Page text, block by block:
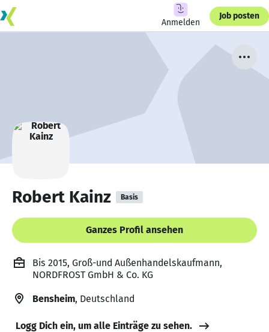
Anmelden
Job posten
Robert Kainz Basis
Ganzes Profil ansehen
Bis 2015, Groß-und Außenhandelskaufmann,
NORDFROST GmbH & Co. KG
Bensheim, Deutschland
Logg Dich ein, um alle Einträge zu sehen.